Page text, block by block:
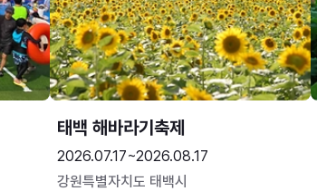
태백 해바라기축제
2026.07.17~2026.08.17
강원특별자치도 태백시